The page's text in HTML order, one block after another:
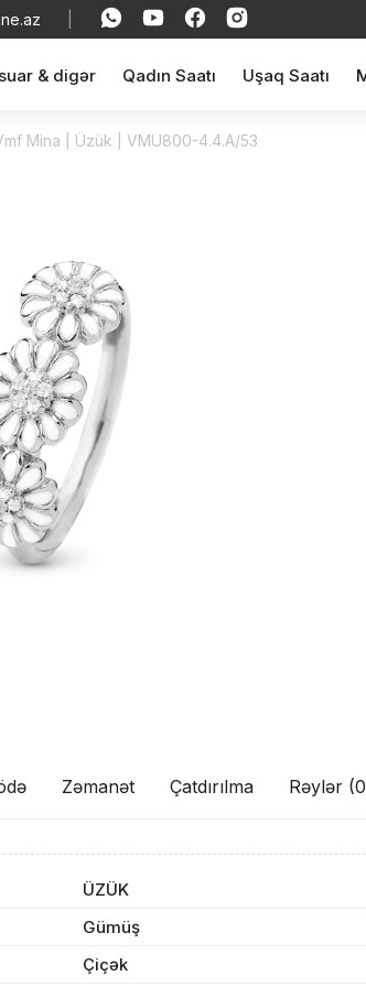
& digər Qadın Saatı Uşaq Saatı
Mina | Üzük | VMU800-4.4.A/53
Zəmanət Çatdırılma Rəylər
ÜZÜK
Gümüş
Çiçək